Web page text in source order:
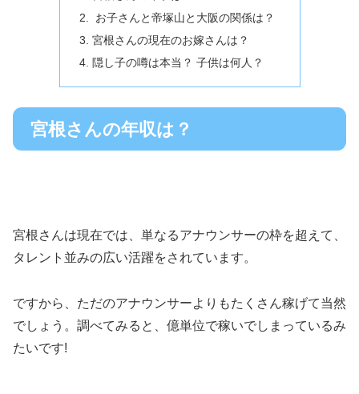
お子さんと帝塚山と大阪の関係は？
宮根さんの現在のお嫁さんは？
隠し子の噂は本当？ 子供は何人？
宮根さんの年収は？
宮根さんは現在では、単なるアナウンサーの枠を超えて、
タレント並みの広い活躍をされています。
ですから、ただのアナウンサーよりもたくさん稼げて当然
でしょう。調べてみると、億単位で稼いでしまっているみ
たいです!